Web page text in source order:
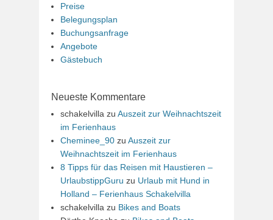
Preise
Belegungsplan
Buchungsanfrage
Angebote
Gästebuch
Neueste Kommentare
schakelvilla zu Auszeit zur Weihnachtszeit
im Ferienhaus
Cheminee_90 zu Auszeit zur
Weihnachtszeit im Ferienhaus
8 Tipps für das Reisen mit Haustieren –
UrlaubstippGuru zu Urlaub mit Hund in
Holland – Ferienhaus Schakelvilla
schakelvilla zu Bikes and Boats